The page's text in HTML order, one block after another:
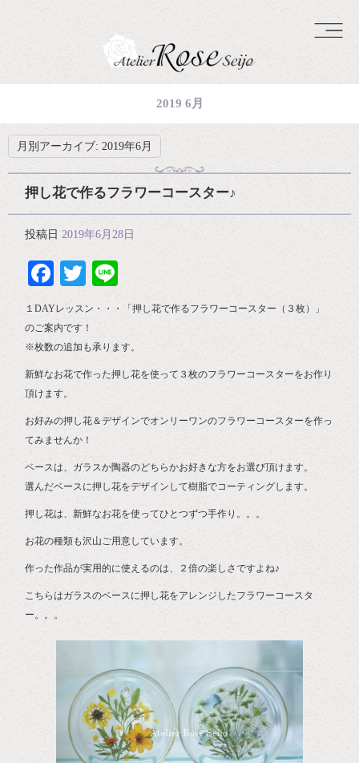
2019 6月
月別アーカイブ: 2019年6月
押し花で作るフラワーコースター♪
投稿日 2019年6月28日
Facebook
Twitter
１DAYレッスン・・・「押し花で作るフラワーコースター（３枚）」
のご案内です！
※枚数の追加も承ります。
新鮮なお花で作った押し花を使って３枚のフラワーコースターをお作り
頂けます。
お好みの押し花＆デザインでオンリーワンのフラワーコースターを作っ
てみませんか！
ベースは、ガラスか陶器のどちらかお好きな方をお選び頂けます。
選んだベースに押し花をデザインして樹脂でコーティングします。
押し花は、新鮮なお花を使ってひとつずつ手作り。。。
お花の種類も沢山ご用意しています。
作った作品が実用的に使えるのは、２倍の楽しさですよね♪
こちらはガラスのベースに押し花をアレンジしたフラワーコースタ
ー。。。